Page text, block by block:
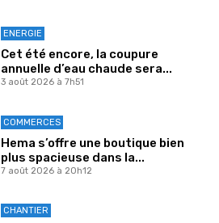
ENERGIE
Cet été encore, la coupure
annuelle d’eau chaude sera...
3 août 2026 à 7h51
COMMERCES
Hema s’offre une boutique bien
plus spacieuse dans la...
7 août 2026 à 20h12
CHANTIER